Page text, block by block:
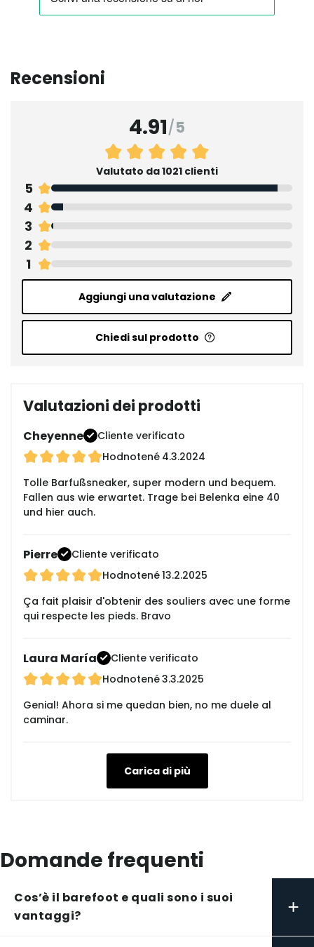
Recensioni
4.91/5
Valutato da 1021 clienti
5
4
3
2
1
Aggiungi una valutazione
Chiedi sul prodotto
Valutazioni dei prodotti
Cheyenne
Cliente verificato
Hodnotené 4.3.2024
Tolle Barfußsneaker, super modern und bequem.
Fallen aus wie erwartet. Trage bei Belenka eine 40
und hier auch.
Pierre
Cliente verificato
Hodnotené13.2.2025
Ça fait plaisir d'obtenir des souliers avec une forme
qui respecte les pieds. Bravo
Laura María
Cliente verificato
Hodnotené3.3.2025
Genial! Ahora si me quedan bien, no me duele al
caminar.
Carica di più
Domande frequenti
Cos’è il barefoot e quali sono i suoi
vantaggi?
+